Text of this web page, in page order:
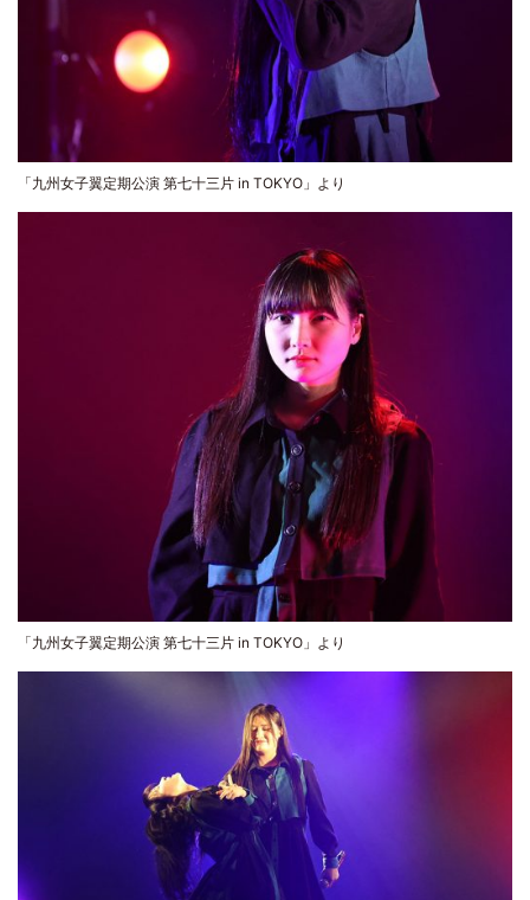
「九州女子翼定期公演 第七十三片 in TOKYO」より
「九州女子翼定期公演 第七十三片 in TOKYO」より